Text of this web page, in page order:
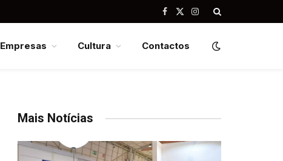
Facebook
X
Instagram
Empresas Cultura Contactos
Mais Notícias